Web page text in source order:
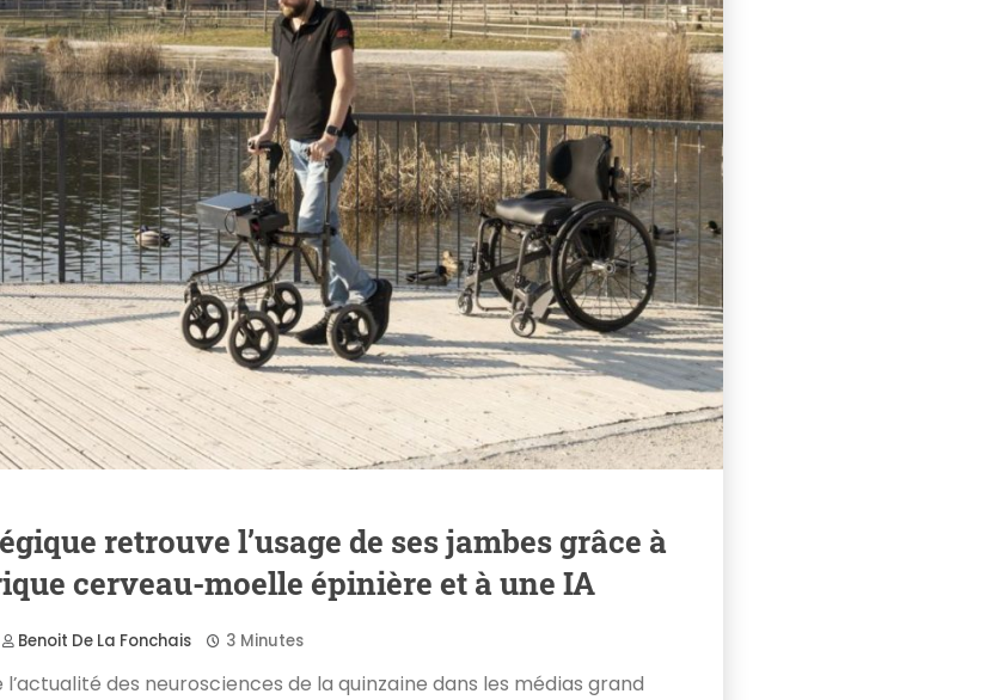
retrouve l’usage de ses jambes grâce à
cerveau-moelle épinière et à une IA
Benoit De La Fonchais 3 Minutes
des neurosciences de la quinzaine dans les médias grand